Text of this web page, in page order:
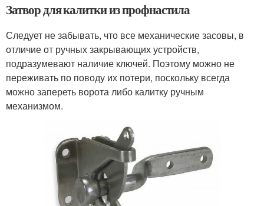
Затвор для калитки из профнастила
Следует не забывать, что все механические засовы, в
отличие от ручных закрывающих устройств,
подразумевают наличие ключей. Поэтому можно не
переживать по поводу их потери, поскольку всегда
можно запереть ворота либо калитку ручным
механизмом.